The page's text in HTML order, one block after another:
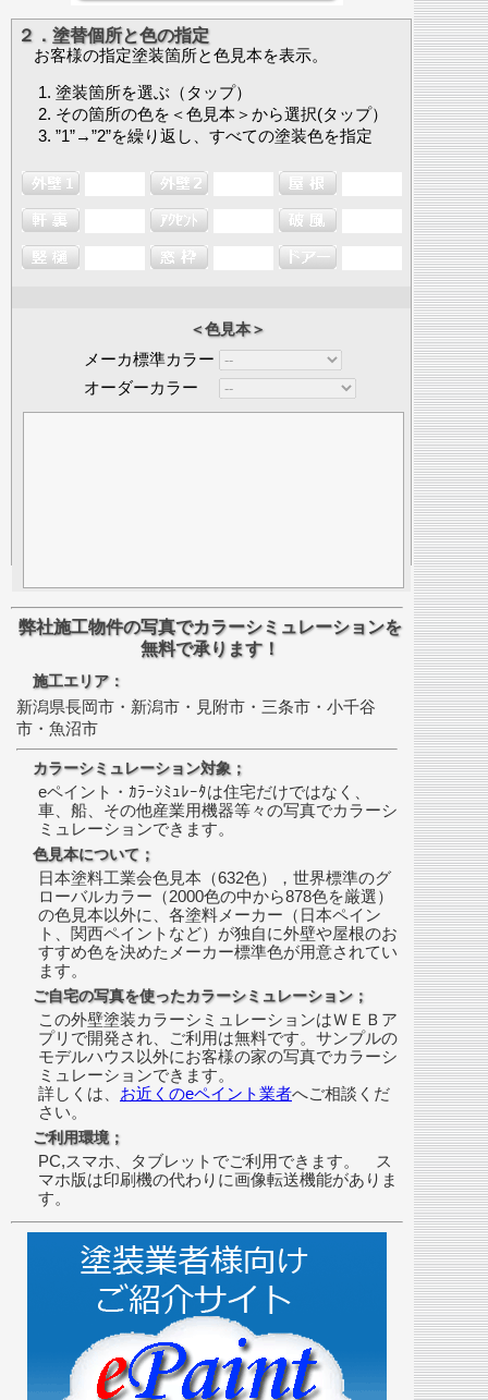
２．塗替個所と色の指定
お客様の指定塗装箇所と色見本を表示。
塗装箇所を選ぶ（タップ）
その箇所の色を＜色見本＞から選択(タップ）
”1”→”2”を繰り返し、すべての塗装色を指定
＜色見本＞
メーカ標準カラー
オーダーカラー
弊社施工物件の写真でカラーシミュレーションを
無料で承ります！
施工エリア：
新潟県長岡市・新潟市・見附市・三条市・小千谷
市・魚沼市
カラーシミュレーション対象；
eペイント・ｶﾗｰｼﾐｭﾚｰﾀは住宅だけではなく、
車、船、その他産業用機器等々の写真でカラーシ
ミュレーションできます。
色見本について；
日本塗料工業会色見本（632色），世界標準のグ
ローバルカラー（2000色の中から878色を厳選）
の色見本以外に、各塗料メーカー（日本ペイン
ト、関西ペイントなど）が独自に外壁や屋根のお
すすめ色を決めたメーカー標準色が用意されてい
ます。
ご自宅の写真を使ったカラーシミュレーション；
この外壁塗装カラーシミュレーションはＷＥＢア
プリで開発され、ご利用は無料です。サンプルの
モデルハウス以外にお客様の家の写真でカラーシ
ミュレーションできます。
詳しくは、 お近くのeペイント業者へご相談くだ
さい。
ご利用環境；
PC,スマホ、タブレットでご利用できます。 ス
マホ版は印刷機の代わりに画像転送機能がありま
す。